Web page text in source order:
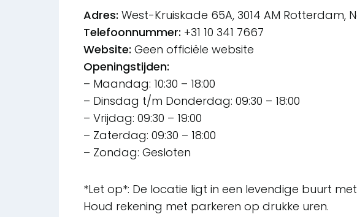
Adres: West-Kruiskade 65A, 3014 AM Rotterdam,
Telefoonnummer: +31 10 341 7667
Website: Geen officiële website
Openingstijden:
– Maandag: 10:30 – 18:00
– Dinsdag t/m Donderdag: 09:30 – 18:00
– Vrijdag: 09:30 – 19:00
– Zaterdag: 09:30 – 18:00
– Zondag: Gesloten
*Let op*: De locatie ligt in een levendige buurt
Houd rekening met parkeren op drukke uren.